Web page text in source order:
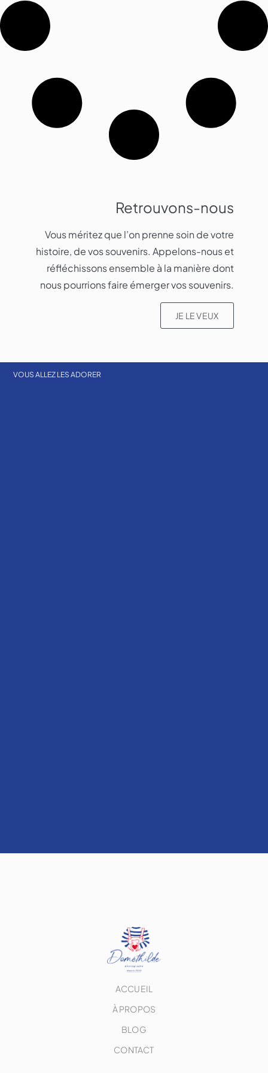
Retrouvons-nous
Vous méritez que l’on prenne soin de votre
histoire, de vos souvenirs. Appelons-nous et
réfléchissons ensemble à la manière dont
nous pourrions faire émerger vos souvenirs.​
JE LE VEUX
VOUS ALLEZ LES ADORER
ACCUEIL
À PROPOS
BLOG
CONTACT